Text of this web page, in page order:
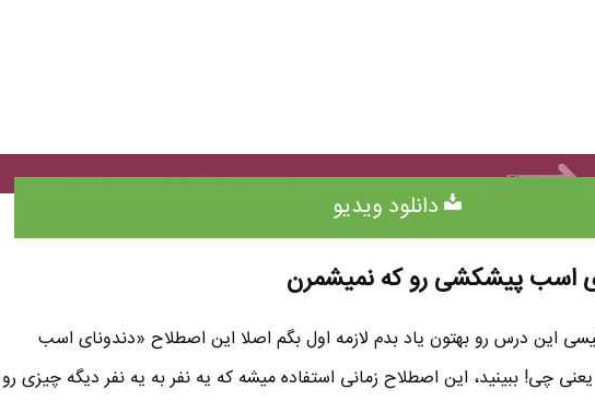
دانلود ویدیو
اسب پیشکشی رو که نمیشمرن
این درس رو بهتون یاد بدم لازمه اول بگم اصلا این اصطلاح «دندونای اسب
چی! ببینید، این اصطلاح زمانی استفاده میشه که یه نفر به یه نفر دیگه چیزی رو